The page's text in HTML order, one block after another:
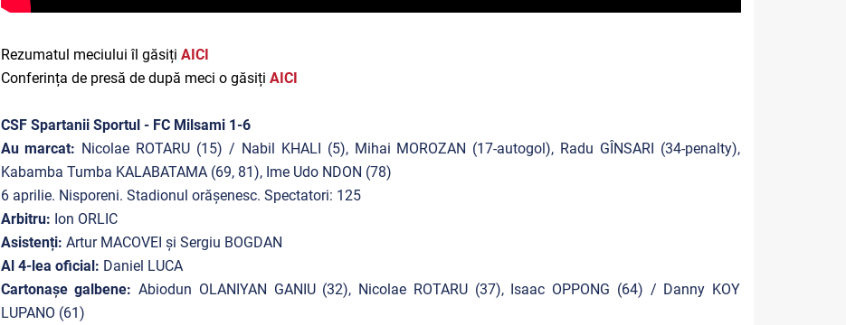
Rezumatul meciului îl găsiți AICI
Conferința de presă de după meci o găsiți AICI
CSF Spartanii Sportul - FC Milsami 1-6
Au marcat: Nicolae ROTARU (15) / Nabil KHALI (5), Mihai MOROZAN (17-autogol), Radu GÎNSARI (34-penalty),
Kabamba Tumba KALABATAMA (69, 81), Ime Udo NDON (78)
6 aprilie. Nisporeni. Stadionul orășenesc. Spectatori: 125
Arbitru: Ion ORLIC
Asistenți: Artur MACOVEI și Sergiu BOGDAN
Al 4-lea oficial: Daniel LUCA
Cartonașe galbene: Abiodun OLANIYAN GANIU (32), Nicolae ROTARU (37), Isaac OPPONG (64) / Danny KOY
LUPANO (61)